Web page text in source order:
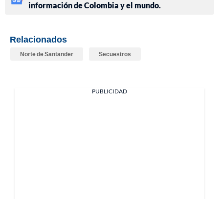
información de Colombia y el mundo.
Relacionados
Norte de Santander Secuestros
PUBLICIDAD